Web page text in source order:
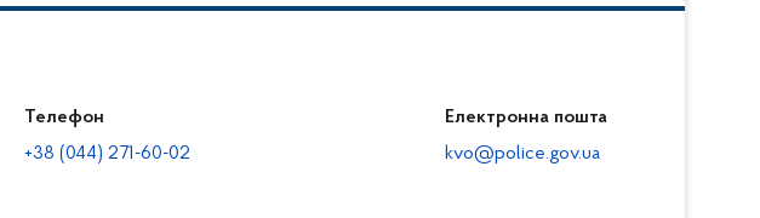
Телефон
+38 (044) 271-60-02
Електронна пошта
kvo@police.gov.ua